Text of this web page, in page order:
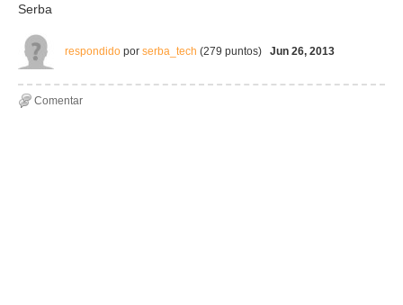
Serba
respondido por serba_tech (279 puntos) Jun 26, 2013